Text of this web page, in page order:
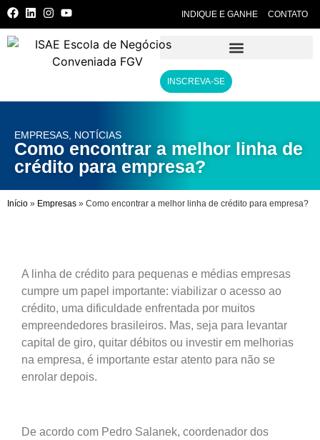
INDIQUE E GANHE CONTATO
INSCREVA-SE
EMPRESAS NOTÍCIAS
Como encontrar a melhor linha de
crédito para empresa?
Início » Empresas » Como encontrar a melhor linha de crédito para empresa?
A linha de crédito para pequenas e médias empresas
cumpre um papel importante: viabilizar o acesso ao
crédito, uma dificuldade enfrentada por muitos
empreendedores brasileiros. Mas, seja para levantar
capital de giro, quitar débitos ou investir em melhorias
na empresa, é importante estar atento para não se
enrolar depois.
De acordo com Pedro Salanek, coordenador dos